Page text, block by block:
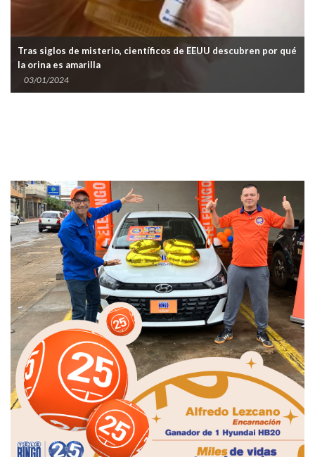
Tras siglos de misterio, científicos de EEUU descubren por qué
la orina es amarilla
03/01/2024